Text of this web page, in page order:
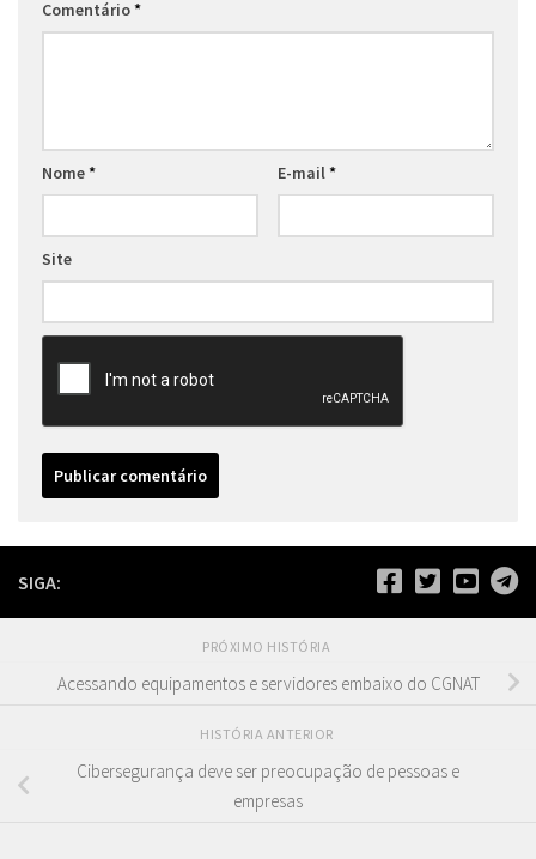
Comentário*
Nome* E-mail*
Site
SIGA:
PRÓXIMO HISTÓRIA
Acessando equipamentos e servidores embaixo do CGNAT
HISTÓRIA ANTERIOR
Cibersegurança deve ser preocupação de pessoas e
empresas